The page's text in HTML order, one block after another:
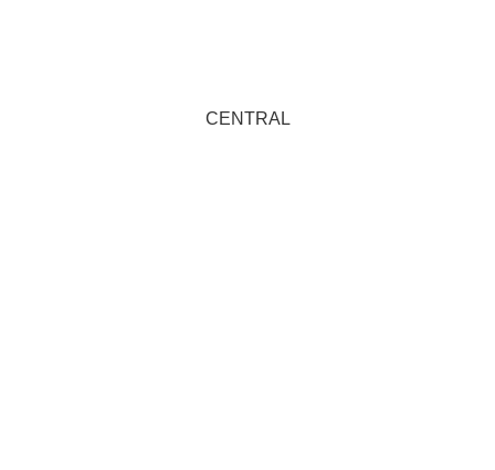
CENTRAL